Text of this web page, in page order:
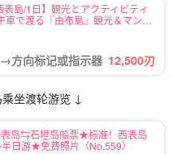
島/1日】観光とアクティビティ
車で渡る『由布島』観光＆マング
）
→方向标记或指示器 12,500刃
坐渡轮游览 ↓
岛⇆石垣岛船票★标准！西表岛
日游★免费照片（No.559）